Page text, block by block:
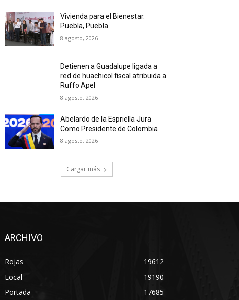
Vivienda para el Bienestar.
Puebla, Puebla
8 agosto, 2026
Detienen a Guadalupe ligada a
red de huachicol fiscal atribuida a
Ruffo Apel
8 agosto, 2026
Abelardo de la Espriella Jura
Como Presidente de Colombia
8 agosto, 2026
Cargar más
ARCHIVO
Rojas
19612
Local
19190
Portada
17685